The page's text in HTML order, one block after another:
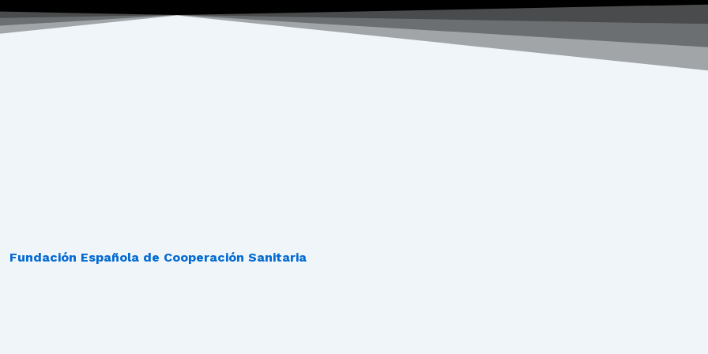
Fundación Española de Cooperación Sanitaria